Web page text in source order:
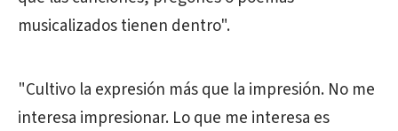
musicalizados tienen dentro".
"Cultivo la expresión más que la impresión. No me
interesa impresionar. Lo que me interesa es